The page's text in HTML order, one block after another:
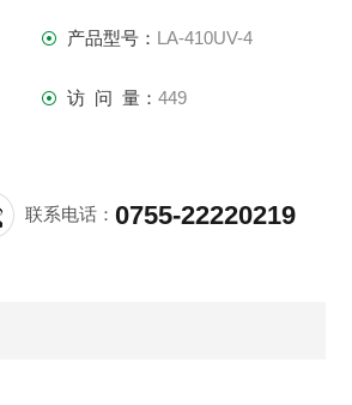
产品型号： LA-410UV-4
访 问 量： 449
联系电话：0755-22220219